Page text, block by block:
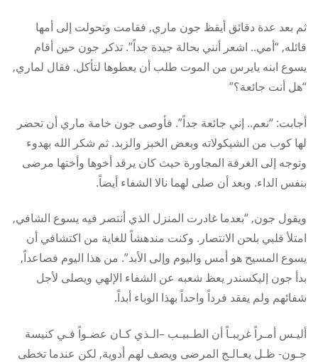
ثم بعد عدة دقائق أيقظ جون ماري, فقامت وتحولت إلى أمها
قائله, “أمي.. اشعر أنني بحالة جيدة جداً”. تذكر جون حين أقام
يسوع ابنه يايرس من الموت طلب أن يعطوها لتأكل. فقال لماري,
“هل أنت جائعة؟”
أجابت: “نعم.. إني جائعة جداً”. فأوصى جون خامة ماري أن تحضر
لها كوب من الشيكولاته وبعض الخبز والزبد. ثم شكر الله بهدوء
وتوجه إلى الغرفة المجاورة حيث كان يرقد أخوها وأختها مرضى
بنفس الداء. وبعد أن صلى لهما نالا الشفاء أيضاً.
ويقول جون, “بعدما غادرت المنزل الذي أنتصر فيه يسوع الشافي,
امتلأ قلبي بلحن الانتصار. وكنت مندهشاً للغاية من اكتشافي أن
يسوع المسيح هو أمس واليوم وإلى الأبد”. من هذا اليوم فصاعداً,
بدأ جون إليكسندر يعظ شعبه عن الشفاء الإلهي ويصلى لأجل
شفائهم ولم يفقد فرداً واحداً بهذا الوباء أبداً.
أليـس أمـراً غريبـاً أن الطـبيـب –الـذي كـان عضـواً فـي كنيسة
جـون- ظـل يعـالـج المرضى ويصف لهم أدوية, لكن عندما تخطى